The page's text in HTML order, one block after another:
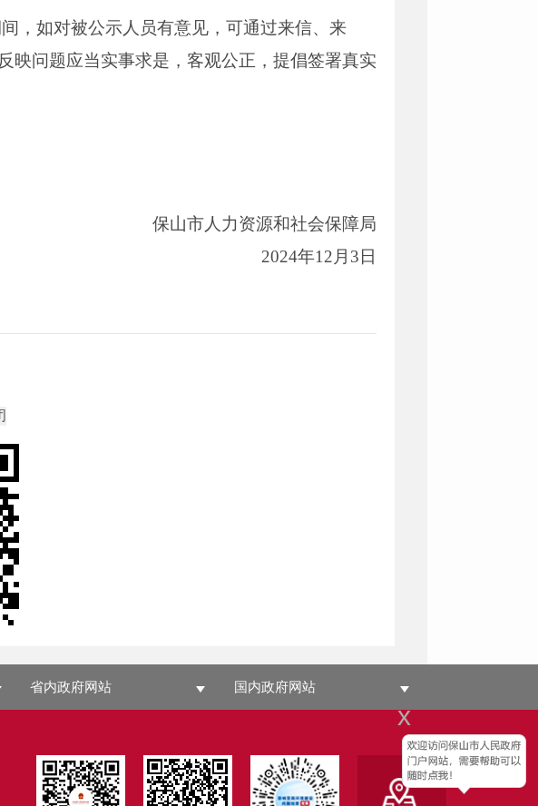
x
，如对被公示人员有意见，可通过来信、来
映问题应当实事求是，客观公正，提倡签署真实
保山市人力资源和社会保障局
2024年12月3日
省内政府网站 国内政府网站